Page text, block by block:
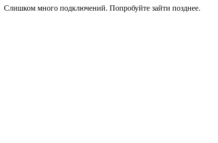
Слишком много подключений. Попробуйте зайти позднее.